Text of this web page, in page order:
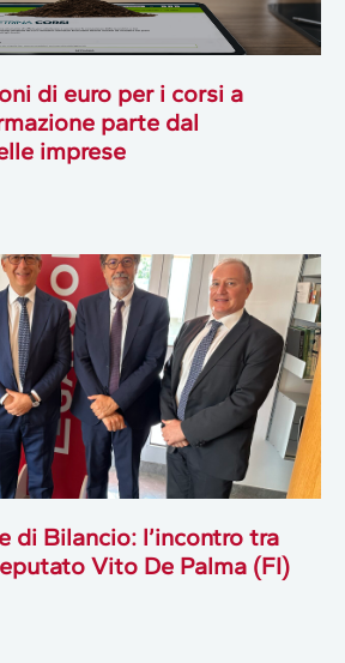
di euro per i corsi a
parte dal
imprese
di Bilancio: l’incontro tra
Vito De Palma (FI)